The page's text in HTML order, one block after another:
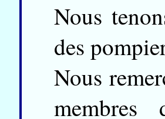
Nous
des
Nous